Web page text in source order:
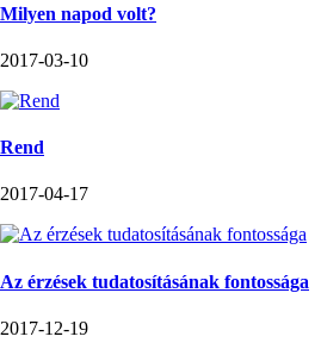
Milyen napod volt?
2017-03-10
Rend
2017-04-17
Az érzések tudatosításának fontossága
2017-12-19